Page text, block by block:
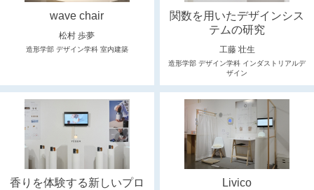
wave chair
松村 歩夢
造形学部 デザイン学科 室内建築
関数を用いたデザインシス
テムの研究
工藤 壮生
造形学部 デザイン学科 インダストリアルデ
ザイン
香りを体験する新しいプロ
Livico